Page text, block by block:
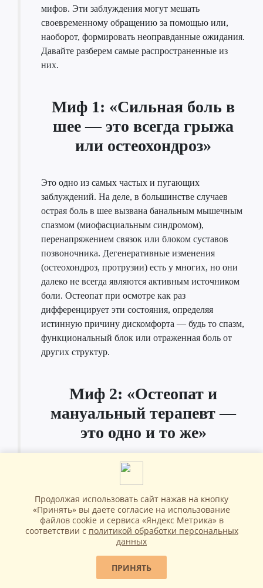
мифов. Эти заблуждения могут мешать
своевременному обращению за помощью или,
наоборот, формировать неоправданные ожидания.
Давайте разберем самые распространенные из
них.
Миф 1: «Сильная боль в
шее — это всегда грыжа
или остеохондроз»
Это одно из самых частых и пугающих
заблуждений. На деле, в большинстве случаев
острая боль в шее вызвана банальным мышечным
спазмом (миофасциальным синдромом),
перенапряжением связок или блоком суставов
позвоночника. Дегенеративные изменения
(остеохондроз, протрузии) есть у многих, но они
далеко не всегда являются активным источником
боли. Остеопат при осмотре как раз
дифференцирует эти состояния, определяя
истинную причину дискомфорта — будь то спазм,
функциональный блок или отраженная боль от
других структур.
Миф 2: «Остеопат и
мануальный терапевт —
это одно и то же»
Хотя оба специалиста работают руками, их
философия и подход принципиально
различаются.
· Мануальный терапевт чаще фокусируется на
локальном устранении проблемы (например,
вправление позвонка, снятие блока в суставе) с
помощью жестких, направленных техник, часто
сопровождающихся хрустом.
Продолжая использовать сайт нажав на кнопку
«Принять» вы даете согласие на использование
файлов cookie и сервиса «Яндекс Метрика» в
соответствии с политикой обработки персональных
данных
ПРИНЯТЬ